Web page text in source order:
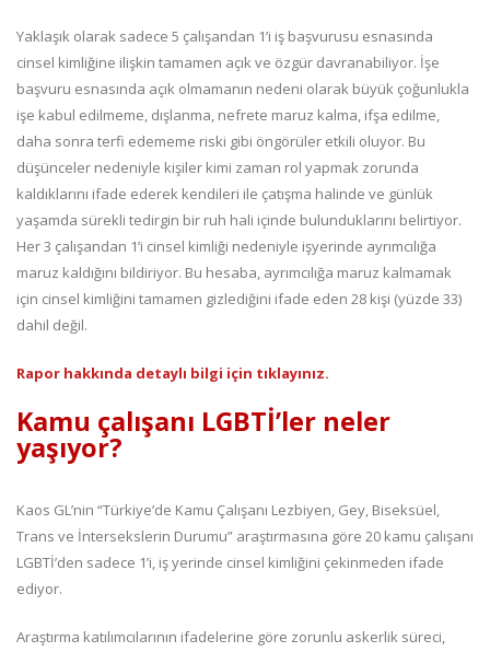
Yaklaşık olarak sadece 5 çalışandan 1’i iş başvurusu esnasında
cinsel kimliğine ilişkin tamamen açık ve özgür davranabiliyor. İşe
başvuru esnasında açık olmamanın nedeni olarak büyük çoğunlukla
işe kabul edilmeme, dışlanma, nefrete maruz kalma, ifşa edilme,
daha sonra terfi edememe riski gibi öngörüler etkili oluyor. Bu
düşünceler nedeniyle kişiler kimi zaman rol yapmak zorunda
kaldıklarını ifade ederek kendileri ile çatışma halinde ve günlük
yaşamda sürekli tedirgin bir ruh hali içinde bulunduklarını belirtiyor.
Her 3 çalışandan 1’i cinsel kimliği nedeniyle işyerinde ayrımcılığa
maruz kaldığını bildiriyor. Bu hesaba, ayrımcılığa maruz kalmamak
için cinsel kimliğini tamamen gizlediğini ifade eden 28 kişi (yüzde 33)
dahil değil.
Rapor hakkında detaylı bilgi için tıklayınız.
Kamu çalışanı LGBTİ’ler neler
yaşıyor?
Kaos GL’nin “Türkiye’de Kamu Çalışanı Lezbiyen, Gey, Biseksüel,
Trans ve İntersekslerin Durumu” araştırmasına göre 20 kamu çalışanı
LGBTİ’den sadece 1’i, iş yerinde cinsel kimliğini çekinmeden ifade
ediyor.
Araştırma katılımcılarının ifadelerine göre zorunlu askerlik süreci,